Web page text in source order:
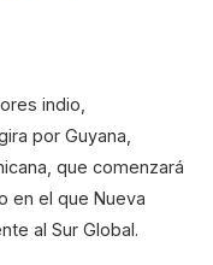
indio,
por Guyana,
que comenzará
en el que Nueva
al Sur Global.